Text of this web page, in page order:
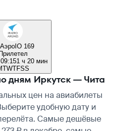
IO 169
09:151 ч 20 мин
TWTFSS
дням Иркутск — Чита
цен на авиабилеты
удобную дату и
Самые дешёвые